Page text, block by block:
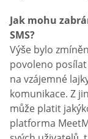
Jak mohu
SMS?
Výše bylo
povoleno
na vzájemné
komunikace. Z
může platit
platforma